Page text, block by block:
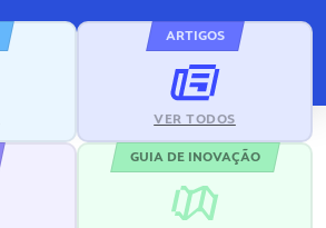
ARTIGOS
VER TODOS
GUIA DE INOVAÇÃO